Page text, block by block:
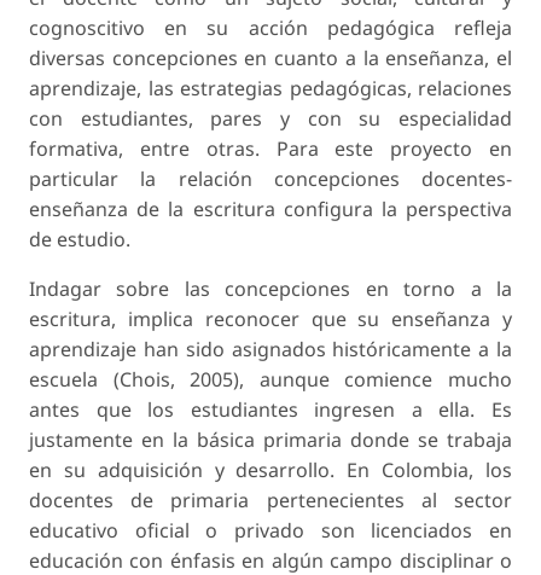
cognoscitivo en su acción pedagógica refleja
diversas concepciones en cuanto a la enseñanza, el
aprendizaje, las estrategias pedagógicas, relaciones
con estudiantes, pares y con su especialidad
formativa, entre otras. Para este proyecto en
particular la relación concepciones docentes-
enseñanza de la escritura configura la perspectiva
de estudio.
Indagar sobre las concepciones en torno a la
escritura, implica reconocer que su enseñanza y
aprendizaje han sido asignados históricamente a la
escuela (Chois, 2005), aunque comience mucho
antes que los estudiantes ingresen a ella. Es
justamente en la básica primaria donde se trabaja
en su adquisición y desarrollo. En Colombia, los
docentes de primaria pertenecientes al sector
educativo oficial o privado son licenciados en
educación con énfasis en algún campo disciplinar o